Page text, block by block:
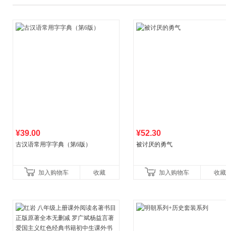
¥39.00
古汉语常用字字典（第6版）
加入购物车 收藏
¥52.30
被讨厌的勇气
加入购物车 收藏